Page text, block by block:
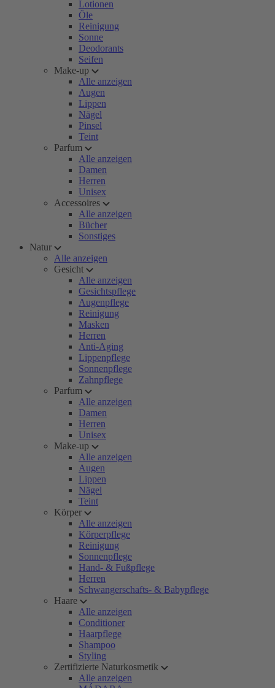
Lotionen
Öle
Reinigung
Sonne
Deodorants
Seifen
Make-up
Alle anzeigen
Augen
Lippen
Nägel
Pinsel
Teint
Parfum
Alle anzeigen
Damen
Herren
Unisex
Accessoires
Alle anzeigen
Bücher
Sonstiges
Natur
Alle anzeigen
Gesicht
Alle anzeigen
Gesichtspflege
Augenpflege
Reinigung
Masken
Herren
Anti-Aging
Lippenpflege
Sonnenpflege
Zahnpflege
Parfum
Alle anzeigen
Damen
Herren
Unisex
Make-up
Alle anzeigen
Augen
Lippen
Nägel
Teint
Körper
Alle anzeigen
Körperpflege
Reinigung
Sonnenpflege
Hand- & Fußpflege
Herren
Schwangerschafts- & Babypflege
Haare
Alle anzeigen
Conditioner
Haarpflege
Shampoo
Styling
Zertifizierte Naturkosmetik
Alle anzeigen